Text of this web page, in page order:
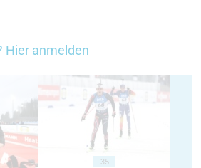
35
Hier anmelden